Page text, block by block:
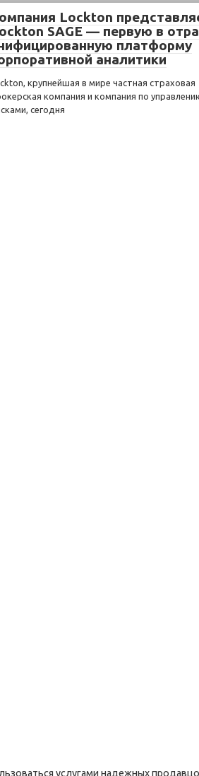
Lockton
SAGE — первую в
платформу
аналитики
крупнейшая в мире частная страховая
компания и компания по
сегодня
услугами надежных